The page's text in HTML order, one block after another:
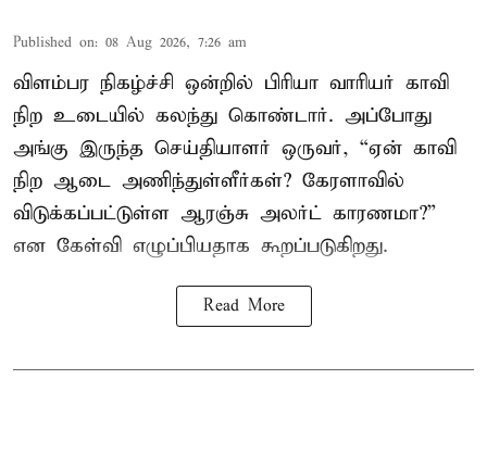
Published on: 08 Aug 2026, 7:26 am
விளம்பர நிகழ்ச்சி ஒன்றில் பிரியா வாரியர் காவி
நிற உடையில் கலந்து கொண்டார். அப்போது
அங்கு இருந்த செய்தியாளர் ஒருவர், “ஏன் காவி
நிற ஆடை அணிந்துள்ளீர்கள்? கேரளாவில்
விடுக்கப்பட்டுள்ள ஆரஞ்சு அலர்ட் காரணமா?”
என கேள்வி எழுப்பியதாக கூறப்படுகிறது.
Read More